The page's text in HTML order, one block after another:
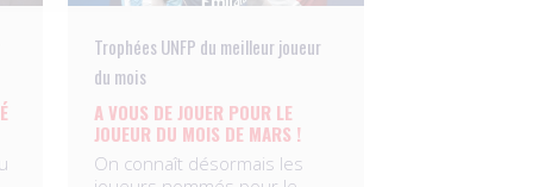
Trophées UNFP du meilleur joueur
du mois
A VOUS DE JOUER POUR LE
JOUEUR DU MOIS DE MARS !
On connaît désormais les